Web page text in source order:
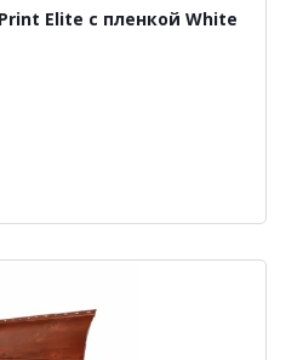
Elite с пленкой White